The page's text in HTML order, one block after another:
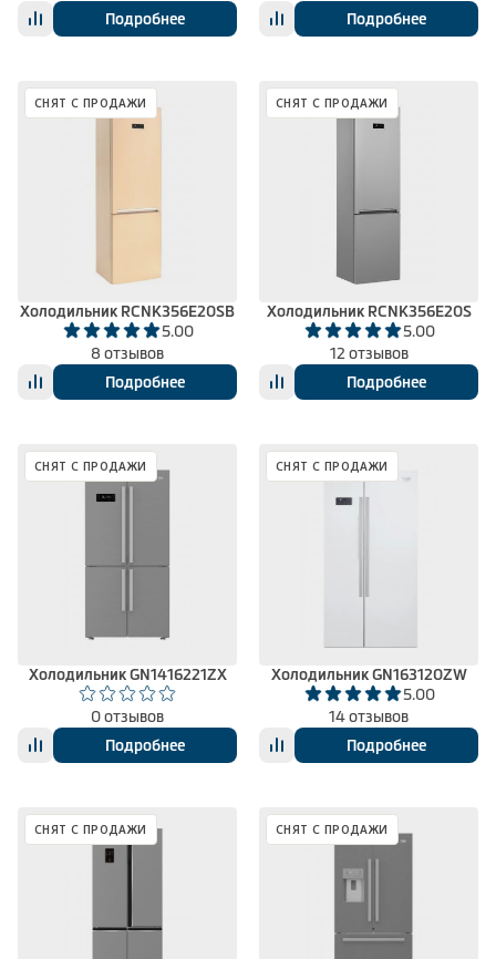
Подробнее
Подробнее
СНЯТ С ПРОДАЖИ
Холодильник RCNK356E20SB
5.00
8 отзывов
Подробнее
СНЯТ С ПРОДАЖИ
Холодильник RCNK356E20S
5.00
12 отзывов
Подробнее
СНЯТ С ПРОДАЖИ
Холодильник GN1416221ZX
0 отзывов
Подробнее
СНЯТ С ПРОДАЖИ
Холодильник GN163120ZW
5.00
14 отзывов
Подробнее
СНЯТ С ПРОДАЖИ СНЯТ С ПРОДАЖИ